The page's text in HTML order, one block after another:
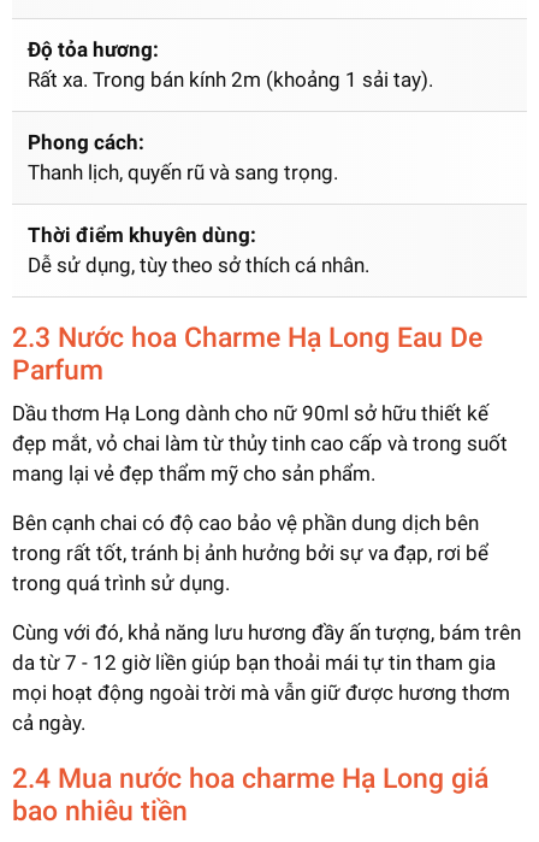
Độ tỏa hương:
Rất xa. Trong bán kính 2m (khoảng 1 sải tay).
Phong cách:
Thanh lịch, quyến rũ và sang trọng.
Thời điểm khuyên dùng:
Dễ sử dụng, tùy theo sở thích cá nhân.
2.3 Nước hoa Charme Hạ Long Eau De
Parfum
Dầu thơm Hạ Long dành cho nữ 90ml sở hữu thiết kế
đẹp mắt, vỏ chai làm từ thủy tinh cao cấp và trong suốt
mang lại vẻ đẹp thẩm mỹ cho sản phẩm.
Bên cạnh chai có độ cao bảo vệ phần dung dịch bên
trong rất tốt, tránh bị ảnh hưởng bởi sự va đạp, rơi bể
trong quá trình sử dụng.
Cùng với đó, khả năng lưu hương đầy ấn tượng, bám trên
da từ 7 - 12 giờ liền giúp bạn thoải mái tự tin tham gia
mọi hoạt động ngoài trời mà vẫn giữ được hương thơm
cả ngày.
2.4 Mua nước hoa charme Hạ Long giá
bao nhiêu tiền